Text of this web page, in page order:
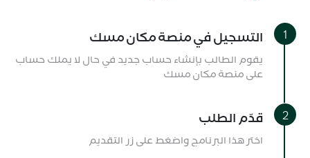
التسجيل في منصة مكان مسك
يقوم الطالب بإنشاء حساب جديد في حال لا يملك حساب
على منصة مكان مسك
قدّم الطلب
اختر هذا البرنامج واضغط على زر التقديم